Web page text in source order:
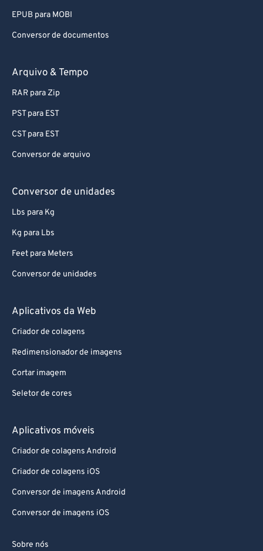
EPUB para MOBI
Conversor de documentos
Arquivo & Tempo
RAR para Zip
PST para EST
CST para EST
Conversor de arquivo
Conversor de unidades
Lbs para Kg
Kg para Lbs
Feet para Meters
Conversor de unidades
Aplicativos da Web
Criador de colagens
Redimensionador de imagens
Cortar imagem
Seletor de cores
Aplicativos móveis
Criador de colagens Android
Criador de colagens iOS
Conversor de imagens Android
Conversor de imagens iOS
Sobre nós